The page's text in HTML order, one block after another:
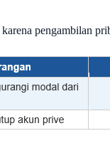
karena pengambilan